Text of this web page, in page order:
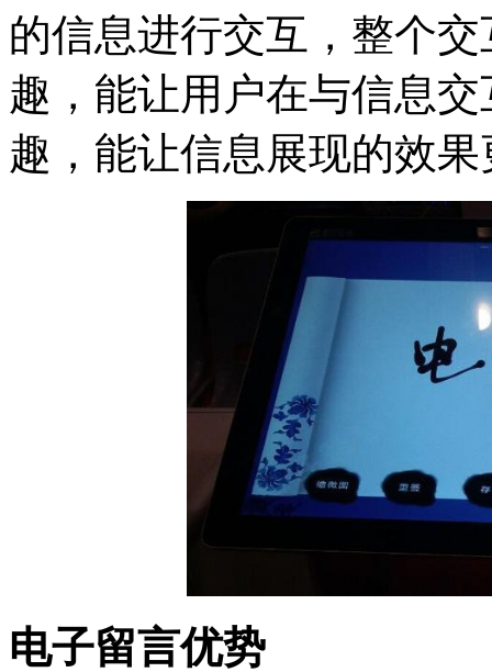
的信息进行交互，整个
趣，能让用户在与信息
趣，能让信息展现的效
电子留言优势